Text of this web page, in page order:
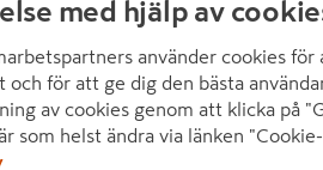
Artikelnummer
med hjälp av
använder cookies för
och för att ge dig den bästa
av cookies genom att klicka på
som helst ändra via länken